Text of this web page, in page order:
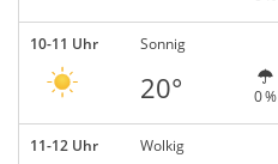
10-11 Uhr Sonnig
20° 0 %
11-12 Uhr Wolkig